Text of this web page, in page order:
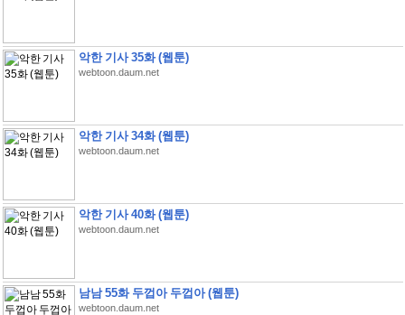
악한 기사 35화 (웹툰)
webtoon.daum.net
악한 기사 34화 (웹툰)
webtoon.daum.net
악한 기사 40화 (웹툰)
webtoon.daum.net
남남 55화 두껍아 두껍아 (웹툰)
webtoon.daum.net